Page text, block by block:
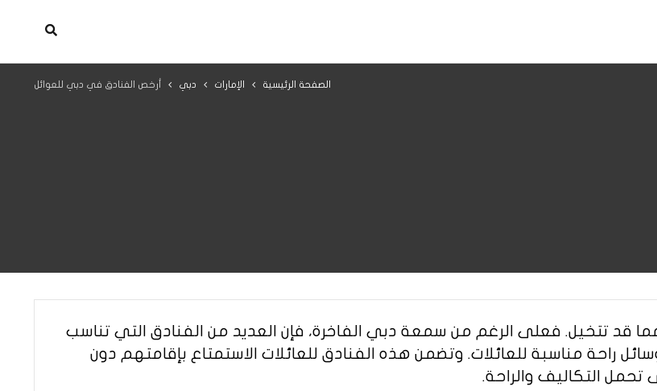
الصفحة الرئيسية الإمارات دبي أرخص الفنادق في دبي للعوائل
قد تتخيل. فعلى الرغم من سمعة دبي الفاخرة، فإن العديد من الفنادق التي تناسب
راحة مناسبة للعائلات. وتضمن هذه الفنادق للعائلات الاستمتاع بإقامتهم دون
تحمل التكاليف والراحة.